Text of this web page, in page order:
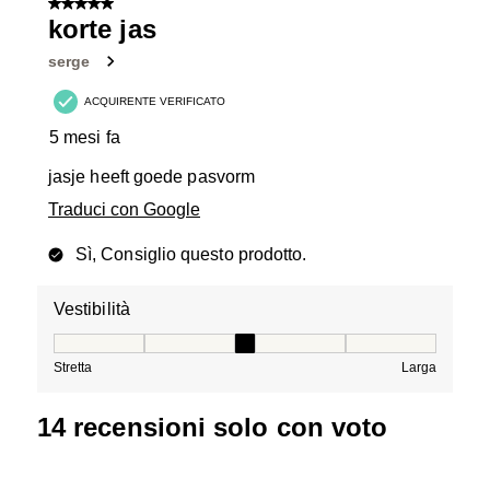
5 su 5 stelle.
korte jas
serge
ACQUIRENTE VERIFICATO
5 mesi fa
jasje heeft goede pasvorm
Traduci con Google
Sì, Consiglio questo prodotto.
Vestibilità
Stretta Larga
14 recensioni solo con voto